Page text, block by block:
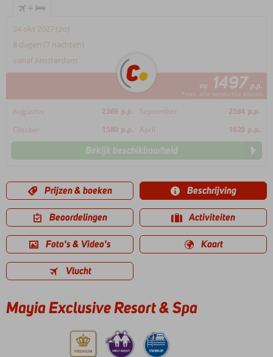
+
24 okt 2027 (zo)
8 dagen (7 nachten)
vanaf Amsterdam
va 1497 p.p.
*incl. alle verplichte kosten
Augustus 2369 p.p. September 2584 p.p.
Oktober
1580 p.p. April 1620 p.p.
Bekijk beschikbaarheid
Prijzen & boeken Beschrijving
Beoordelingen Activiteiten
Foto's & Video's Kaart
Vlucht
Mayia Exclusive Resort & Spa